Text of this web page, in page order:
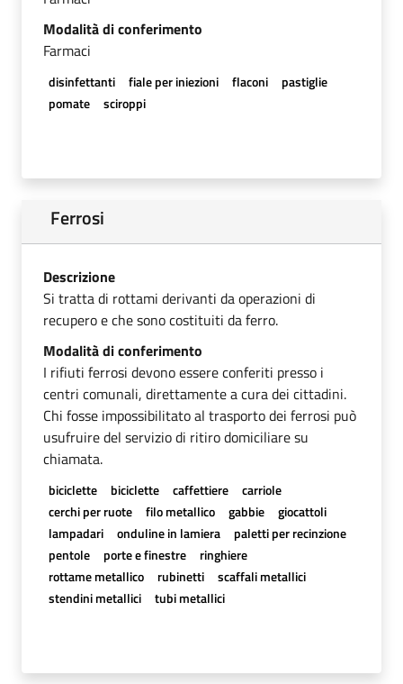
Modalità di conferimento
Farmaci
disinfettanti fiale per iniezioni flaconi
pastiglie
pomate
sciroppi
Ferrosi
Descrizione
Si tratta di rottami derivanti da operazioni di
recupero e che sono costituiti da ferro.
Modalità di conferimento
I rifiuti ferrosi devono essere conferiti presso i
centri comunali, direttamente a cura dei cittadini.
Chi fosse impossibilitato al trasporto dei ferrosi può
usufruire del servizio di ritiro domiciliare su
chiamata.
biciclette biciclette caffettiere
carriole
cerchi per ruote
filo metallico gabbie
giocattoli
lampadari
onduline in lamiera
paletti per recinzione
pentole
porte e finestre
ringhiere
rottame metallico
rubinetti
scaffali metallici
stendini metallici
tubi metallici